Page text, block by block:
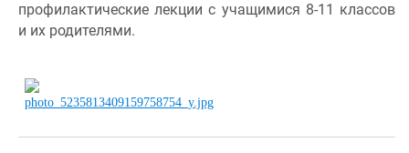
профилактические лекции с учащимися 8-11 классов
и их родителями.